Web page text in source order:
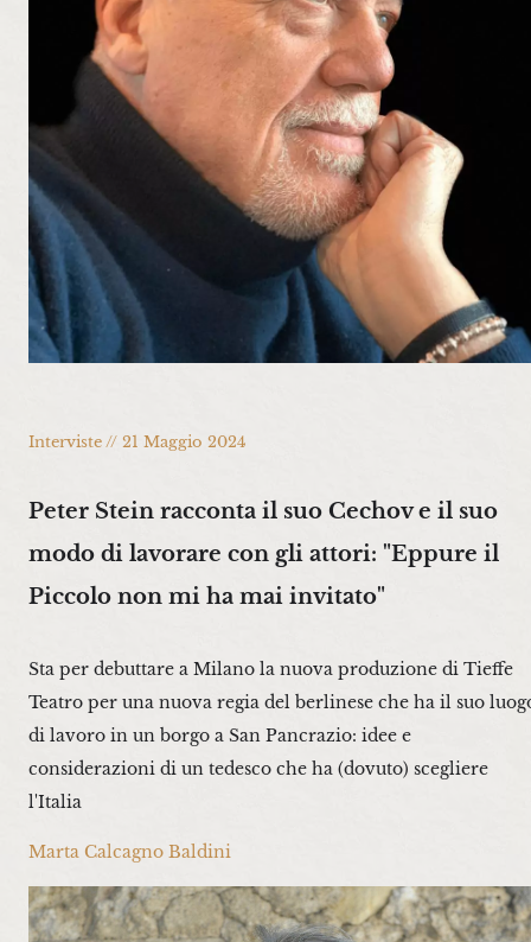
Peter Stein racconta il suo Cechov e il suo
modo di lavorare con gli attori: "Eppure il
Piccolo non mi ha mai invitato"
Sta per debuttare a Milano la nuova produzione di Tieffe
Teatro per una nuova regia del berlinese che ha il suo
di lavoro in un borgo a San Pancrazio: idee e
considerazioni di un tedesco che ha (dovuto) scegliere
l'Italia
Marta Calcagno Baldini
Interviste // 21 Maggio 2024